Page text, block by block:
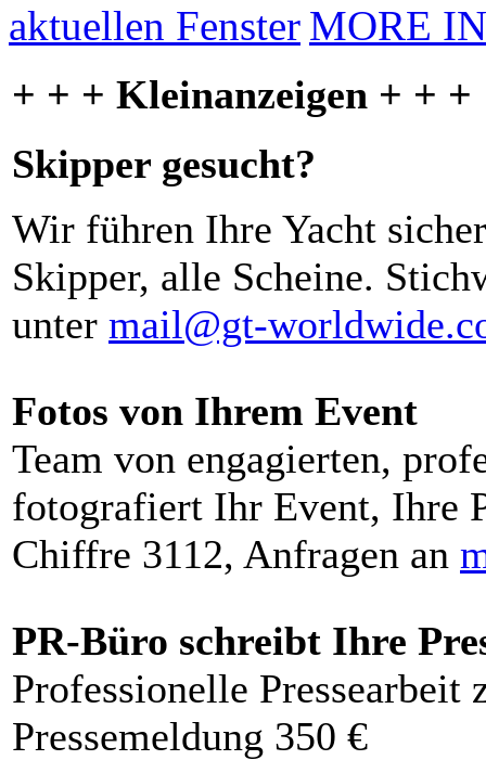
MORE
+ + + Kleinanzeigen + + +
Skipper gesucht?
Wir führen Ihre Yacht
Skipper, alle Scheine.
unter mail@gt-
Fotos von Ihrem Event
Team von engagierten,
fotografiert Ihr Event, Ihre
Chiffre 3112, Anfragen an
PR-Büro schreibt Ihre
Professionelle Pressearbeit
Pressemeldung 350 €